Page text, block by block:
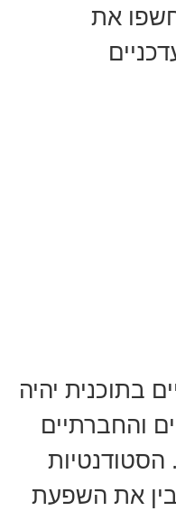
את
בתוכנית יהיה
והחברתיים
את השפעת